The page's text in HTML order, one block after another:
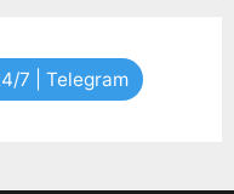
7 | Telegram